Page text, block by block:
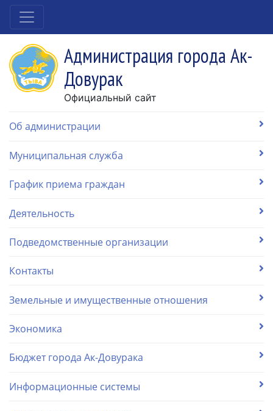
Администрация города Ак-
Довурак
Официальный сайт
Об администрации
Муниципальная служба
График приема граждан
Деятельность
Подведомственные организации
Контакты
Земельные и имущественные отношения
Экономика
Бюджет города Ак-Довурака
Информационные системы